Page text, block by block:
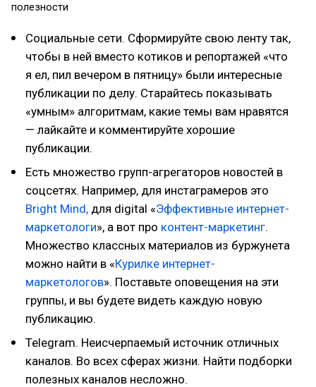
полезности
Социальные сети. Сформируйте свою ленту так,
чтобы в ней вместо котиков и репортажей «что
я ел, пил вечером в пятницу» были интересные
публикации по делу. Старайтесь показывать
«умным» алгоритмам, какие темы вам нравятся
— лайкайте и комментируйте хорошие
публикации.
Есть множество групп-агрегаторов новостей в
соцсетях. Например, для инстаграмеров это
Bright Mind, для digital «Эффективные интернет-
маркетологи», а вот про контент-маркетинг.
Множество классных материалов из буржунета
можно найти в «Курилке интернет-
маркетологов». Поставьте оповещения на эти
группы, и вы будете видеть каждую новую
публикацию.
Telegram. Неисчерпаемый источник отличных
каналов. Во всех сферах жизни. Найти подборки
полезных каналов несложно.